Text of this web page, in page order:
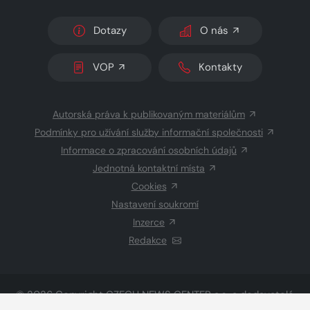
Dotazy O nás
VOP Kontakty
Autorská práva k publikovaným materiálům
Podmínky pro užívání služby informační společnosti
Informace o zpracování osobních údajů
Jednotná kontaktní místa
Cookies
Nastavení soukromí
Inzerce
Redakce
© 2026 CopyrightCZECH NEWS CENTER a.s.a dodavatelé